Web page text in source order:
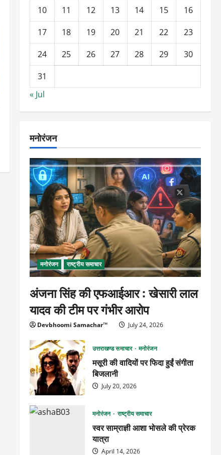
10
11 12 13 14 15
16
17
18 19 20 21 22
23
24
25 26 27 28 29
30
31
« Jul
मनोरंजन
मनोरंजन राष्ट्रीय समाचार
अंजना सिंह की एफआईआर : खेसारी लाल
यादव की टीम पर गंभीर आरोप
Devbhoomi Samachar™ July 24, 2026
उत्तराखण्ड समाचार मनोरंजन
मसूरी की वादियों पर फिदा हुईं संगीता
बिजलानी
July 20, 2026
मनोरंजन राष्ट्रीय समाचार
स्वर साम्राज्ञी आशा भोसले की प्रेरक
यात्रा
April 14, 2026